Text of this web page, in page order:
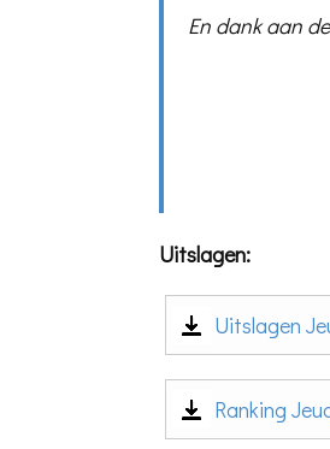
En dank aan
Uitslagen:
Uitslagen
Ranking